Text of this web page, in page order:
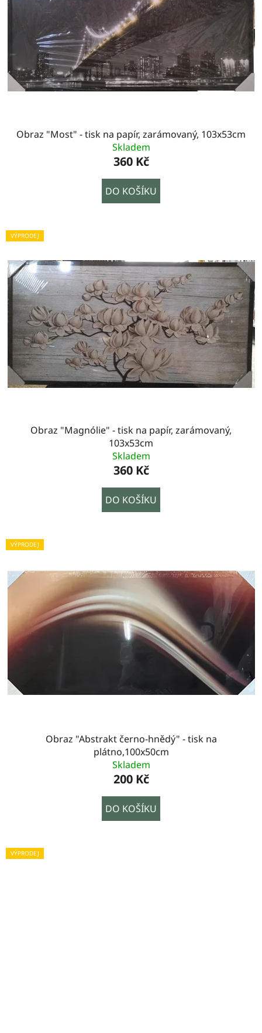
Obraz "Most" - tisk na papír, zarámovaný, 103x53cm
Skladem
360 Kč
DO KOŠÍKU
VÝPRODEJ
Obraz "Magnólie" - tisk na papír, zarámovaný,
103x53cm
Skladem
360 Kč
DO KOŠÍKU
VÝPRODEJ
Obraz "Abstrakt černo-hnědý" - tisk na
plátno,100x50cm
Skladem
200 Kč
DO KOŠÍKU
VÝPRODEJ